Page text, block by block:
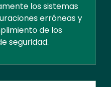
los sistemas
erróneas y
de los
seguridad.